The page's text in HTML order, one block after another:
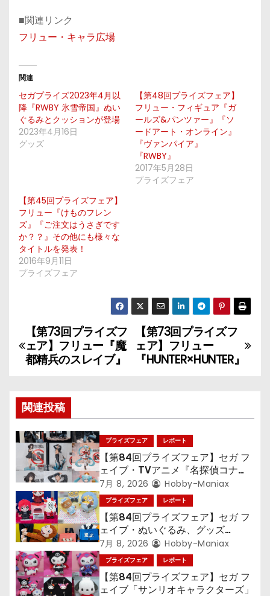
■関連リンク
フリュー・キャラ広場
関連
セガプライズ2023年4月以
降『RWBY 氷雪帝国』ぬい
ぐるみとクッションが登場
2023年4月16日
グッズ
【第48回プライズフェア】
フリュー・フィギュア『ガ
ールズ&パンツァー』『ソ
ードアート・オンライン』
『ヴァンパイア』
『RWBY』
2017年5月28日
プライズフェア
【第45回プライズフェア】
フリュー『けものフレン
ズ』『ご注文はうさぎです
か？？』その他にも様々な
タイトルを発表！
2016年9月11日
プライズフェア
投
稿
ビ
ゲ
ー
シ
ョ
ン
【第73回プライズフ
ェア】フリュー
『HUNTER×HUNTER』
【第73回プライズフ
ェア】フリュー『魔
都精兵のスレイブ』
関連投稿
プライズフェア レポート
【第84回プライズフェア】セガ フ
ェイブ・TVアニメ『名探偵コナ
ン』TVアニメ『呪術廻戦』『〈物
語〉シリーズ』「初音ミク」
7月 8, 2026 Hobby-Maniax
プライズフェア レポート
【第84回プライズフェア】セガ フ
ェイブ・ぬいぐるみ、グッズ
『LiSA』『ミニオン』『おさるの
ジョージ』『ポケットモンスター』
7月 8, 2026 Hobby-Maniax
プライズフェア レポート
【第84回プライズフェア】セガ フ
ェイブ「サンリオキャラクターズ」